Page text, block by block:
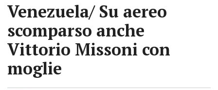
Venezuela/ Su aereo
scomparso anche
Vittorio Missoni con
moglie